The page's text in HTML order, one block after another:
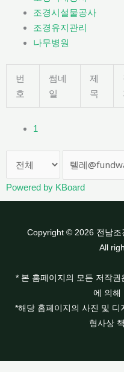
조경시설물공사
조경유지관리
나무병원
번
호
썸네
일
제
목
1
Powered by KBoard
Copyright © 2026 전남
All
* 본 홈페이지의 모든 저작
에 의해
*해당 홈페이지의 사진 및
형사상